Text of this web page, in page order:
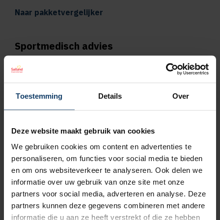
Toestemming Details Over
Deze website maakt gebruik van cookies
We gebruiken cookies om content en advertenties te
personaliseren, om functies voor social media te bieden
en om ons websiteverkeer te analyseren. Ook delen we
informatie over uw gebruik van onze site met onze
partners voor social media, adverteren en analyse. Deze
partners kunnen deze gegevens combineren met andere
informatie die u aan ze heeft verstrekt of die ze hebben
Naar pakketvergelijker
Sportmedisch advies
pakket Plus
Vergoeding tot €250 per kalenderjaar bij
Naar vergoedingenoverzicht
Geen wachttijd voor orthodontie
Wil je een orthodontieverzekering afsluiten,
bijvoorbeeld omdat jouw kind een beugel